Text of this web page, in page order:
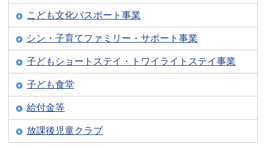
こども文化パスポート事業
シン・子育てファミリー・サポート事業
子どもショートステイ・トワイライトステイ事業
子ども食堂
給付金等
放課後児童クラブ